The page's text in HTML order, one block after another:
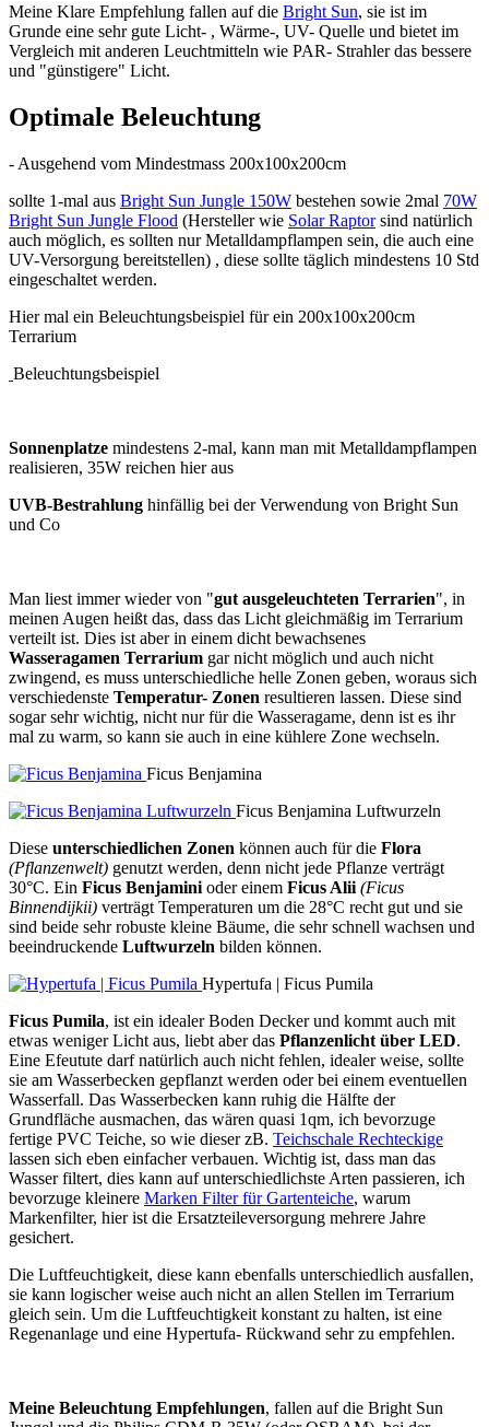
Meine Klare Empfehlung fallen auf die Bright Sun, sie ist im
Grunde eine sehr gute Licht- , Wärme-, UV- Quelle und bietet im
Vergleich mit anderen Leuchtmitteln wie PAR- Strahler das bessere
und "günstigere" Licht.
Optimale Beleuchtung
- Ausgehend vom Mindestmass 200x100x200cm
sollte 1-mal aus Bright Sun Jungle 150W bestehen sowie 2mal 70W
Bright Sun Jungle Flood (Hersteller wie Solar Raptorsind natürlich
auch möglich, es sollten nur Metalldampflampen sein, die auch eine
UV-Versorgung bereitstellen) , diese sollte täglich mindestens 10 Std
eingeschaltet werden.
Hier mal ein Beleuchtungsbeispiel für ein 200x100x200cm
Terrarium
Beleuchtungsbeispiel
Sonnenplatze mindestens 2-mal, kann man mit Metalldampflampen
realisieren, 35W reichen hier aus
UVB-Bestrahlung hinfällig bei der Verwendung von Bright Sun
und Co
Man liest immer wieder von "gut ausgeleuchteten Terrarien", in
meinen Augen heißt das, dass das Licht gleichmäßig im Terrarium
verteilt ist. Dies ist aber in einem dicht bewachsenes
Wasseragamen Terrarium gar nicht möglich und auch nicht
zwingend, es muss unterschiedliche helle Zonen geben, woraus sich
verschiedenste Temperatur- Zonen resultieren lassen. Diese sind
sogar sehr wichtig, nicht nur für die Wasseragame, denn ist es ihr
mal zu warm, so kann sie auch in eine kühlere Zone wechseln.
Ficus Benjamina
Ficus Benjamina Luftwurzeln
Diese unterschiedlichen Zonen können auch für die Flora
(Pflanzenwelt) genutzt werden, denn nicht jede Pflanze verträgt
30°C. Ein Ficus Benjamini oder einem Ficus Alii (Ficus
Binnendijkii) verträgt Temperaturen um die 28°C recht gut und sie
sind beide sehr robuste kleine Bäume, die sehr schnell wachsen und
beeindruckende Luftwurzeln bilden können.
Hypertufa | Ficus Pumila
Ficus Pumila, ist ein idealer Boden Decker und kommt auch mit
etwas weniger Licht aus, liebt aber das Pflanzenlicht über LED.
Eine Efeutute darf natürlich auch nicht fehlen, idealer weise, sollte
sie am Wasserbecken gepflanzt werden oder bei einem eventuellen
Wasserfall. Das Wasserbecken kann ruhig die Hälfte der
Grundfläche ausmachen, das wären quasi 1qm, ich bevorzuge
fertige PVC Teiche, so wie dieser zB. Teichschale Rechteckige
lassen sich eben einfacher verbauen. Wichtig ist, dass man das
Wasser filtert, dies kann auf unterschiedlichste Arten passieren, ich
bevorzuge kleinere Marken Filter für Gartenteiche, warum
Markenfilter, hier ist die Ersatzteileversorgung mehrere Jahre
gesichert.
Die Luftfeuchtigkeit, diese kann ebenfalls unterschiedlich ausfallen,
sie kann logischer weise auch nicht an allen Stellen im Terrarium
gleich sein. Um die Luftfeuchtigkeit konstant zu halten, ist eine
Regenanlage und eine Hypertufa- Rückwand sehr zu empfehlen.
Meine Beleuchtung Empfehlungen, fallen auf die Bright Sun